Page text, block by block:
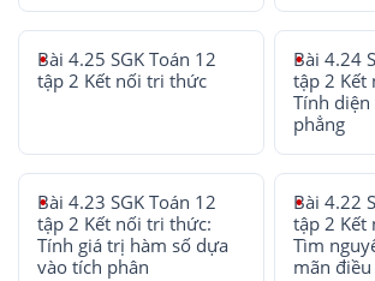
Bài 4.25 SGK Toán 12
tập 2 Kết nối tri thức
Bài 4.24
tập 2 Kết
Tính
phẳng
Bài 4.23 SGK Toán 12
tập 2 Kết nối tri thức:
Tính giá trị hàm số dựa
vào tích phân
Bài 4.22
tập 2 Kết
Tìm
mãn